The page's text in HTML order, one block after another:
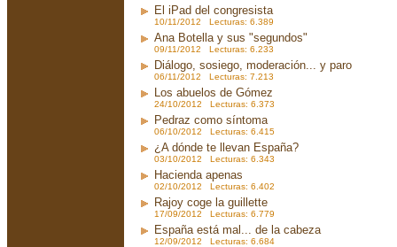
El iPad del congresista
10/11/2012 Lecturas: 6.389
Ana Botella y sus "segundos"
09/11/2012 Lecturas: 6.233
Diálogo, sosiego, moderación... y paro
06/11/2012 Lecturas: 7.213
Los abuelos de Gómez
24/10/2012 Lecturas: 6.373
Pedraz como síntoma
06/10/2012 Lecturas: 6.415
¿A dónde te llevan España?
03/10/2012 Lecturas: 6.343
Hacienda apenas
02/10/2012 Lecturas: 6.402
Rajoy coge la guillette
17/09/2012 Lecturas: 6.779
España está mal... de la cabeza
12/09/2012 Lecturas: 6.684